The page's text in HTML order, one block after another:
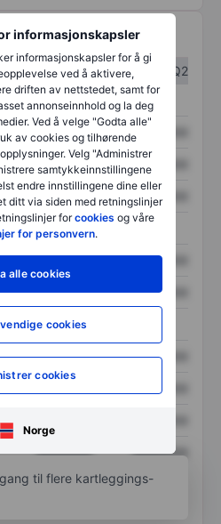
informasjonskapsler
informasjonskapsler for å gi
ved å aktivere,
driften av nettstedet, samt for
annonseinnhold og la deg
Ved å velge "Godta alle"
av cookies og tilhørende
Velg "Administrer
samtykkeinnstillingene
endre innstillingene dine eller
ditt via siden med retningslinjer
forcookies og våre
for personvern.
alle cookies
cookies
cookies
Norge
Q1
Q2
XXXXXXX XXXXXXX
XXXXXXX XXXXXXX
XXXXXXX XXXXXXX
XXXXXXX XXXXXXX
XXXXXXX XXXXXXX
XXXXXXX XXXXXXX
XXXXXXX
XXXXXXX
XXXXXXX
til flere kartleggings-